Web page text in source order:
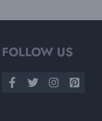
FOLLOW US